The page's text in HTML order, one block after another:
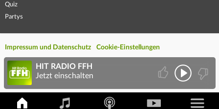
Quiz
Partys
Impressum und Datenschutz Cookie-Einstellungen
HIT RADIO FFH
Jetzt einschalten